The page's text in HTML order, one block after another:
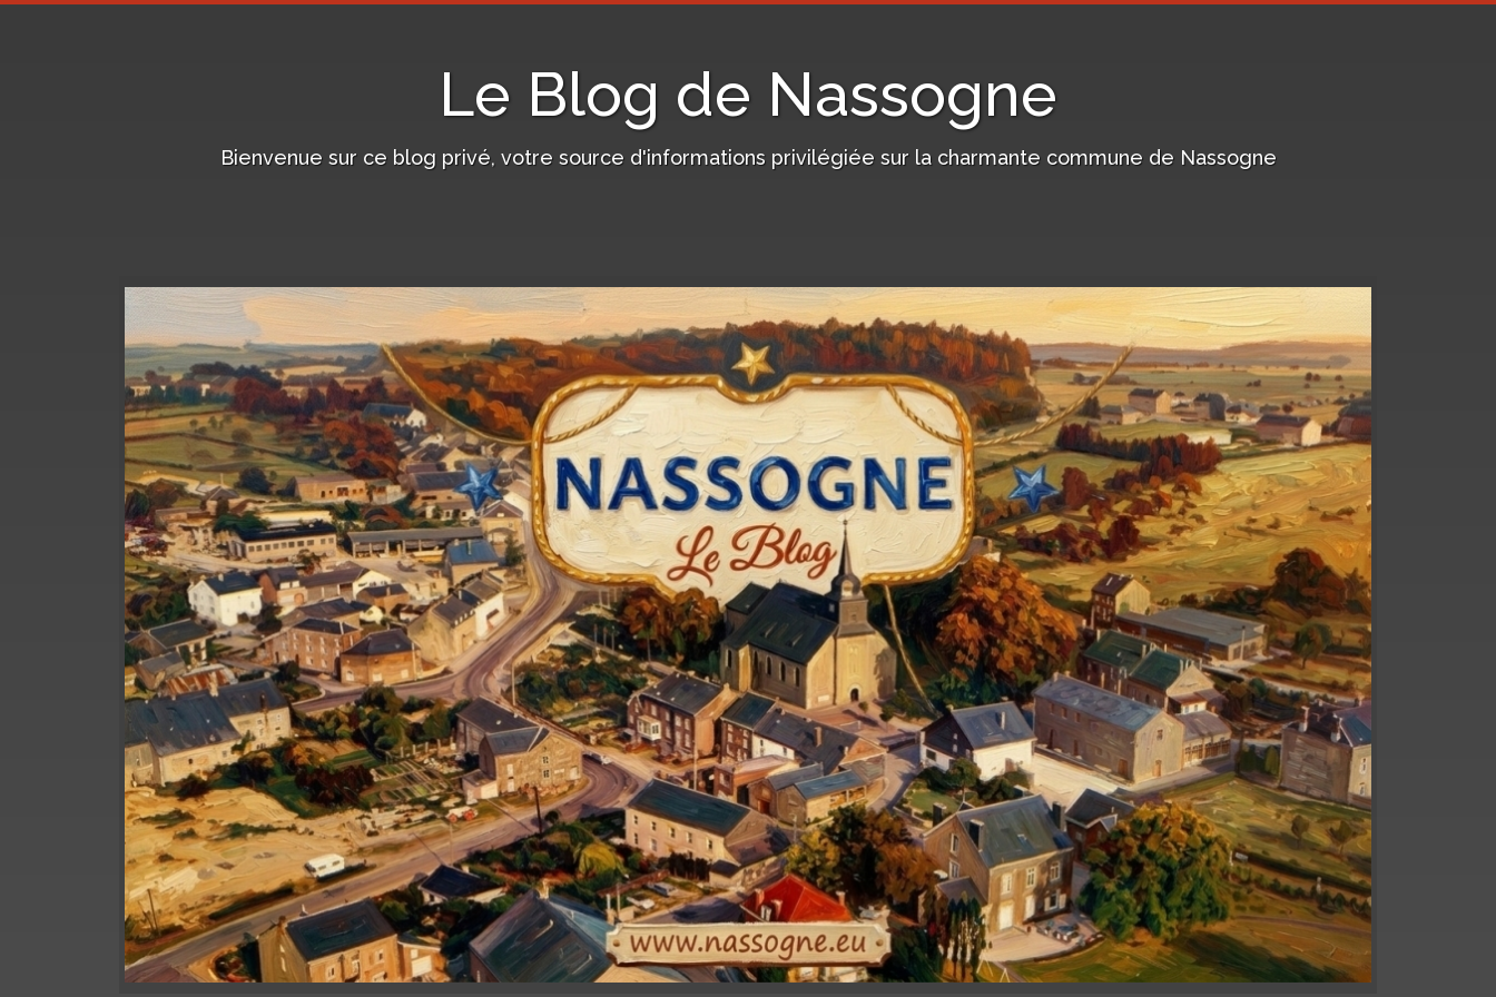
Le Blog de Nassogne
Bienvenue sur ce blog privé, votre source d'informations privilégiée sur la charmante commune de Nassogne